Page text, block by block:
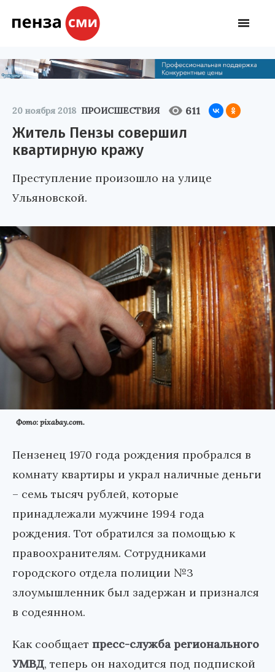
20 ноября 2018 ПРОИСШЕСТВИЯ 611
Житель Пензы совершил
квартирную кражу
Преступление произошло на улице
Ульяновской.
Фото: pixabay.com.
Пензенец 1970 года рождения пробрался в
комнату квартиры и украл наличные деньги
– семь тысяч рублей, которые
принадлежали мужчине 1994 года
рождения. Тот обратился за помощью к
правоохранителям. Сотрудниками
городского отдела полиции №3
злоумышленник был задержан и признался
в содеянном.
Как сообщает пресс-служба регионального
УМВД, теперь он находится под подпиской